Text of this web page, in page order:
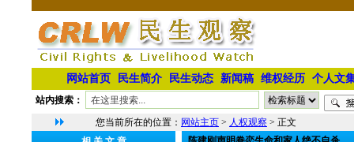
网站首页 民生简介 民生动态 新闻稿 维权经历 个人文
站内搜索：
您当前所在的位置： 网站主页 > 人权观察 > 正文